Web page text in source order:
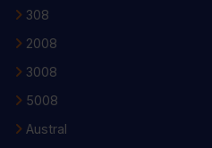
308
2008
3008
5008
Austral